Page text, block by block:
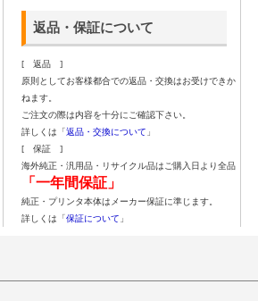
返品・保証について
[ 返品 ]
原則としてお客様都合での返品・交換はお受けできか
ねます。
ご注文の際は内容を十分にご確認下さい。
詳しくは「返品・交換について 」
[ 保証 ]
海外純正・汎用品・リサイクル品はご購入日より全品
「一年間保証」
純正・プリンタ本体はメーカー保証に準じます。
詳しくは「保証について 」